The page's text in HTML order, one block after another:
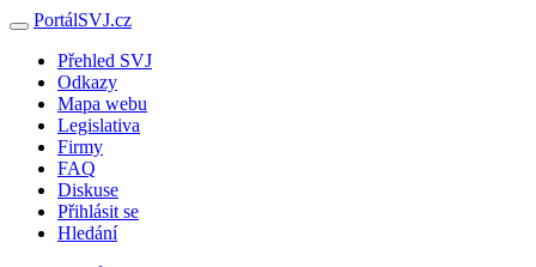
PortálSVJ.cz
Přehled SVJ
Odkazy
Mapa webu
Legislativa
Firmy
FAQ
Diskuse
Přihlásit se
Hledání